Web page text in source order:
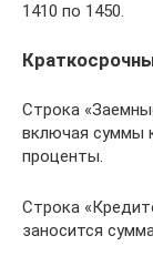
1410 по 1450.
Строка
включая суммы
проценты.
Строка
заносится